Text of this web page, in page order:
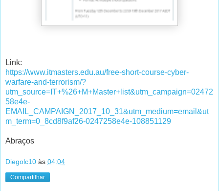
Link:
https://www.itmasters.edu.au/free-short-course-cyber-
warfare-and-terrorism/?
utm_source=IT+%26+M+Master+list&utm_campaign=02472
58e4e-
EMAIL_CAMPAIGN_2017_10_31&utm_medium=email&ut
m_term=0_8cd8f9af26-0247258e4e-108851129
Abraços
Diegolc10 às 04:04
Compartilhar